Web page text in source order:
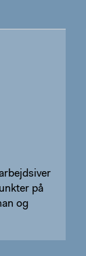
på
og